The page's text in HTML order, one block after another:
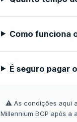
Como funciona
É seguro pagar
⚠️ As condições aqui
Millennium BCP após a